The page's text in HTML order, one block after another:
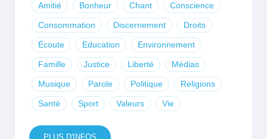
Amitié Bonheur Chant Conscience
Consommation Discernement Droits
Écoute Education Environnement
Famille Justice Liberté Médias
Musique Parole Politique Religions
Santé Sport Valeurs Vie
PLUS D'INFOS